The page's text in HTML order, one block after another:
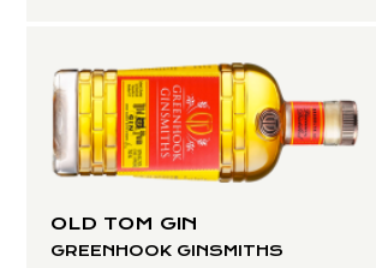
OLD TOM GIN
GREENHOOK GINSMITHS